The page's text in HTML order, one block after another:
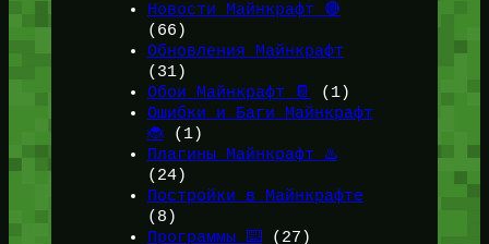
Новости Майнкрафт 🔴
(66)
Обновления Майнкрафт
(31)
Обои Майнкрафт 📔
(1)
Ошибки и Баги Майнкрафт
🐞(1)
Плагины Майнкрафт ♨️
(24)
Постройки в Майнкрафте
(8)
Программы ⌨️(27)